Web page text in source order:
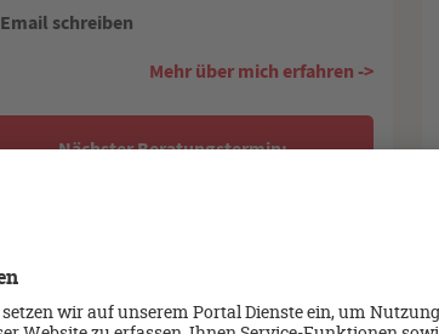
Email schreiben
Mehr über mich erfahren ->
Nächster Beratungstermin: